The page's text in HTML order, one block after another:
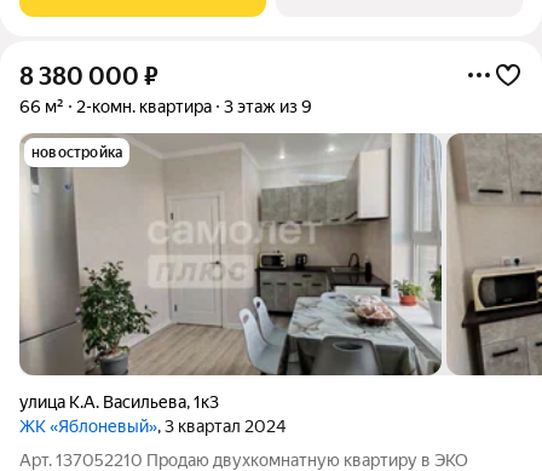
8 380 000 ₽
66 м² 2-комн. квартира 3 этаж из 9
новостройка
улица К.А. Васильева,1к3
ЖК «Яблоневый», 3 квартал 2024
Арт. 137052210 Продаю двухкомнатную квартиру в ЭКО